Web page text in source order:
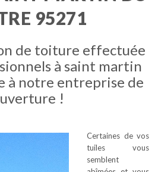
95271
de toiture effectuée
à saint martin
à notre entreprise de
!
Certaines de vos
tuiles vous
semblent